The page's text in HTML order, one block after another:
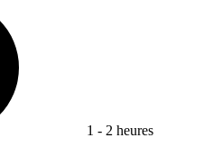
1 - 2 heures